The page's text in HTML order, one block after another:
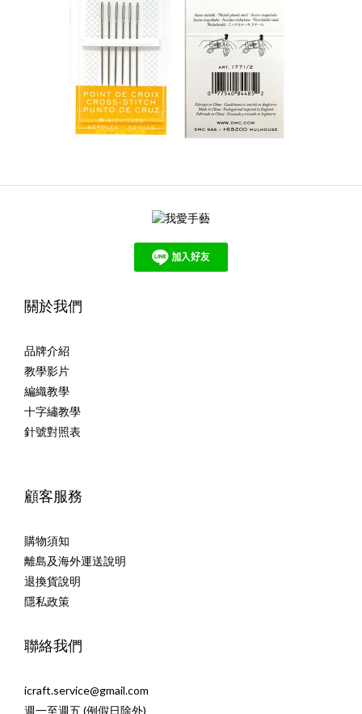
關於我們
品牌介紹
教學影片
編織教學
十字繡教學
針號對照表
顧客服務
購物須知
離島及海外運送說明
退換貨說明
隱私政策
聯絡我們
icraft.service@gmail.com
週一至週五 (例假日除外)